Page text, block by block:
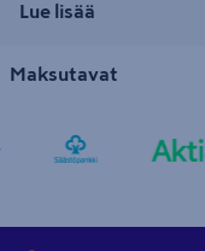
Lämpökäsitellyt
Lämpökäsitelty terassi
onnistuu kotikonstein,
Lue lisää
Maksutavat